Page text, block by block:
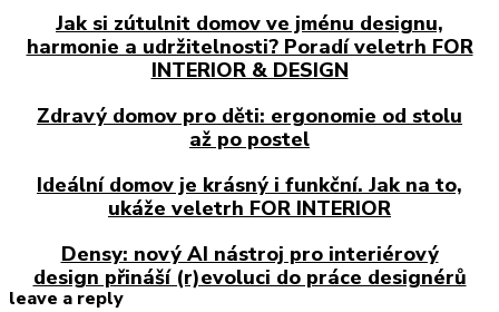
Jak si zútulnit domov ve jménu designu,
harmonie a udržitelnosti? Poradí veletrh FOR
INTERIOR & DESIGN
Zdravý domov pro děti: ergonomie od stolu
až po postel
Ideální domov je krásný i funkční. Jak na to,
ukáže veletrh FOR INTERIOR
Densy: nový AI nástroj pro interiérový
design přináší (r)evoluci do práce designérů
leave a reply